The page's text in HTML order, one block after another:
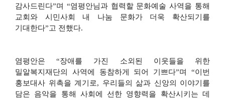
감사드린다”며 “염평안님과 협력할 문화예술 사역을 통해
교회와 시민사회 내 나눔 문화가 더욱 확산되기를
기대한다”고 전했다.
염평안은 “장애를 가진 소외된 이웃들을 위한
밀알복지재단의 사역에 동참하게 되어 기쁘다”며 “이번
홍보대사 위촉을 계기로, 우리들의 삶과 신앙의 이야기를
담은 음악을 통해 사회에 선한 영향력을 확산시키는 데